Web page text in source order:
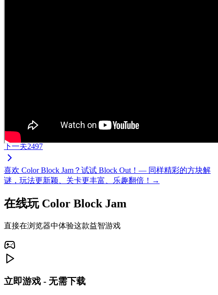
下一关2497
喜欢 Color Block Jam？试试 Block Out！— 同样精彩的方块解
谜，玩法更新颖、关卡更丰富、乐趣翻倍！→
在线玩 Color Block Jam
直接在浏览器中体验这款益智游戏
立即游戏 - 无需下载